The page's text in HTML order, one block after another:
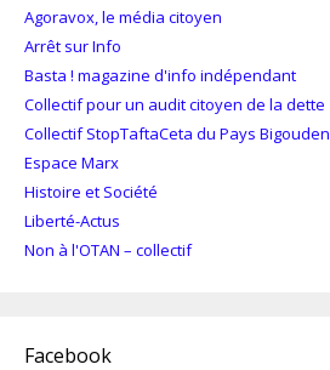
Agoravox, le média citoyen
Arrêt sur Info
Basta ! magazine d'info indépendant
Collectif pour un audit citoyen de la dette
Collectif StopTaftaCeta du Pays Bigouden
Espace Marx
Histoire et Société
Liberté-Actus
Non à l'OTAN – collectif
Facebook